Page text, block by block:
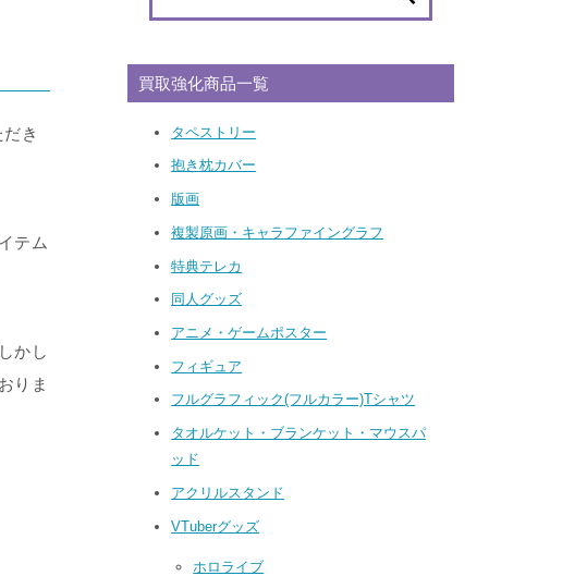
き
テム
かし
りま
買取強化商品一覧
タペストリー
抱き枕カバー
版画
複製原画・キャラファイングラフ
特典テレカ
同人グッズ
アニメ・ゲームポスター
フィギュア
フルグラフィック(フルカラー)Tシャツ
タオルケット・ブランケット・マウスパ
ッド
アクリルスタンド
VTuberグッズ
ホロライブ